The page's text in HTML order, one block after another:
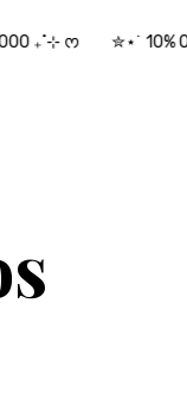
⋆˙⟡ 3 cuotas